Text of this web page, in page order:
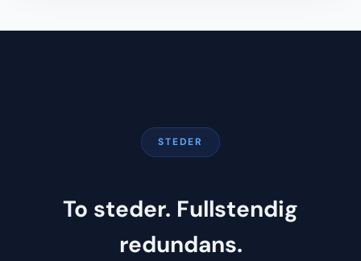
STEDER
To steder. Fullstendig
redundans.